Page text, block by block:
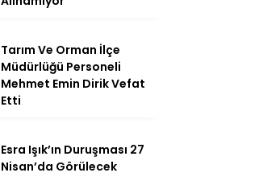
Tarım Ve Orman İlçe
Müdürlüğü Personeli
Mehmet Emin Dirik Vefat
Etti
Esra Işık’ın Duruşması 27
Nisan’da Görülecek